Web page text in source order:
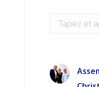
Recherche
: